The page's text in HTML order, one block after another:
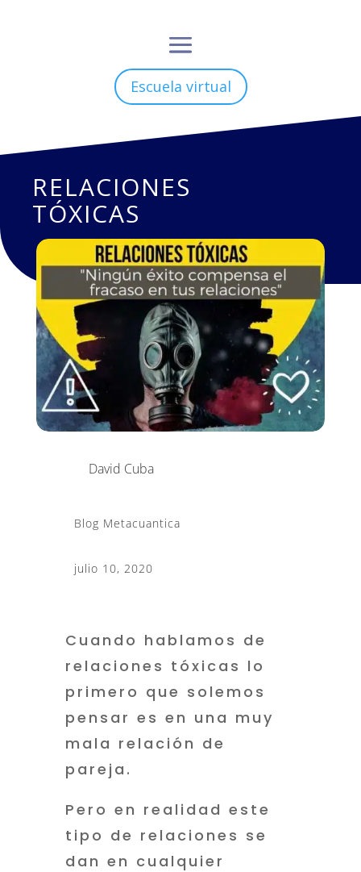
Escuela virtual
RELACIONES
TÓXICAS
David Cuba
Blog Metacuantica
julio 10, 2020
Cuando hablamos de
relaciones tóxicas lo
primero que solemos
pensar es en una muy
mala relación de
pareja.
Pero en realidad este
tipo de relaciones se
dan en cualquier